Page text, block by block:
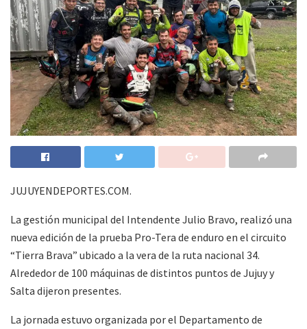
JUJUYENDEPORTES.COM.
La gestión municipal del Intendente Julio Bravo, realizó una
nueva edición de la prueba Pro-Tera de enduro en el circuito
“Tierra Brava” ubicado a la vera de la ruta nacional 34.
Alrededor de 100 máquinas de distintos puntos de Jujuy y
Salta dijeron presentes.
La jornada estuvo organizada por el Departamento de